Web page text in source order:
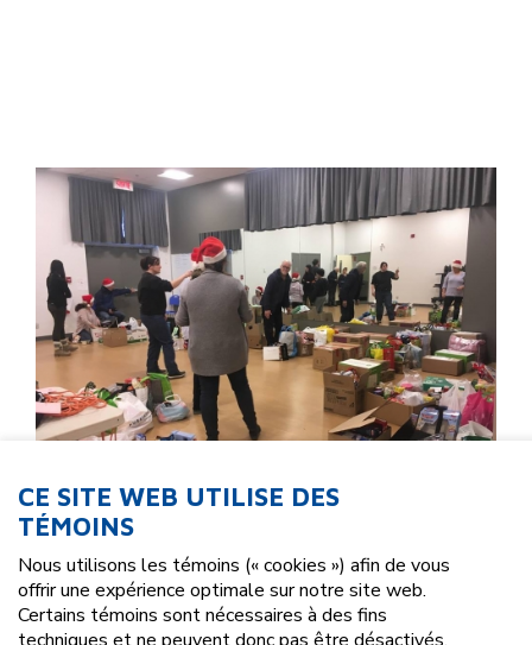
Trois-Rivières, le 16 décembre 2019 –Depuis plus
de 10 ans, COMSEP s’associe avec des écoles
primaires de la Commission scolaire Chemin-du-Roy
CE SITE WEB UTILISE DES
TÉMOINS
Nous utilisons les témoins (« cookies ») afin de vous
offrir une expérience optimale sur notre site web.
Certains témoins sont nécessaires à des fins